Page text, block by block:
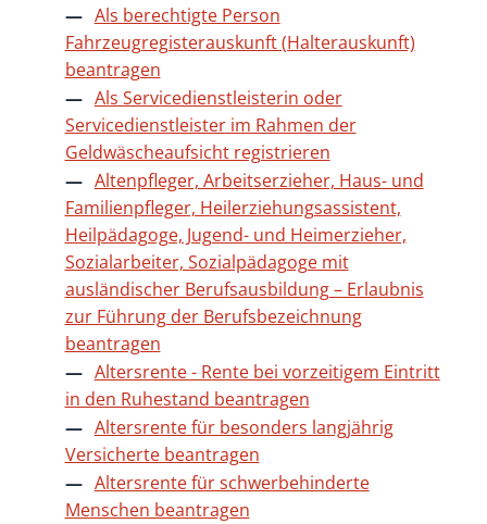
Als berechtigte Person
Fahrzeugregisterauskunft (Halterauskunft)
beantragen
Als Servicedienstleisterin oder
Servicedienstleister im Rahmen der
Geldwäscheaufsicht registrieren
Altenpfleger, Arbeitserzieher, Haus- und
Familienpfleger, Heilerziehungsassistent,
Heilpädagoge, Jugend- und Heimerzieher,
Sozialarbeiter, Sozialpädagoge mit
ausländischer Berufsausbildung – Erlaubnis
zur Führung der Berufsbezeichnung
beantragen
Altersrente - Rente bei vorzeitigem Eintritt
in den Ruhestand beantragen
Altersrente für besonders langjährig
Versicherte beantragen
Altersrente für schwerbehinderte
Menschen beantragen